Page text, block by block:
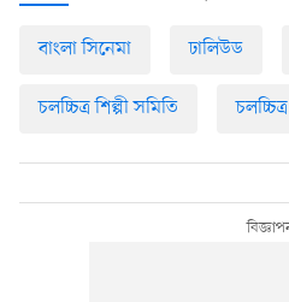
বাংলা সিনেমা ঢালিউড
চলচ্চিত্র শিল্পী সমিতি চলচ্চিত্র